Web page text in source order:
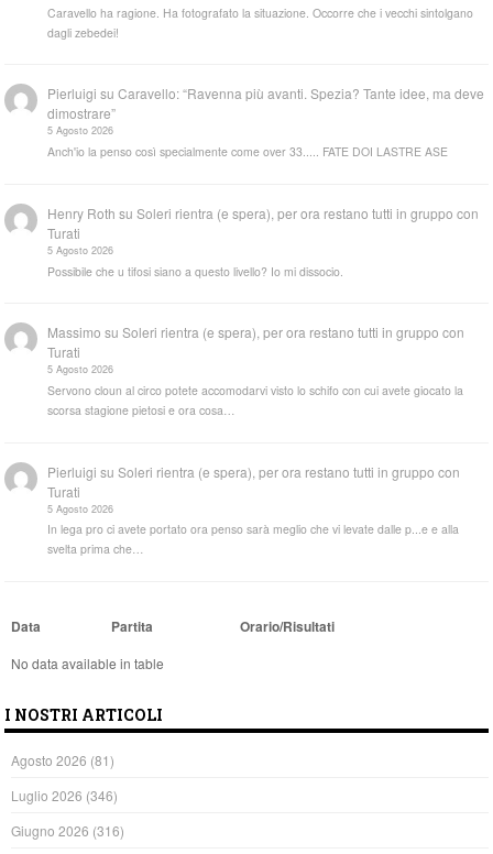
Caravello ha ragione. Ha fotografato la situazione. Occorre che i vecchi sintolgano
dagli zebedei!
Pierluigi suCaravello: “Ravenna più avanti. Spezia? Tante idee, ma deve
dimostrare”
5 Agosto 2026
Anch'io la penso così specialmente come over 33..... FATE DOI LASTRE ASE
Henry Roth suSoleri rientra (e spera), per ora restano tutti in gruppo con
Turati
5 Agosto 2026
Possibile che u tifosi siano a questo livello? Io mi dissocio.
Massimo suSoleri rientra (e spera), per ora restano tutti in gruppo con
Turati
5 Agosto 2026
Servono cloun al circo potete accomodarvi visto lo schifo con cui avete giocato la
scorsa stagione pietosi e ora cosa…
Pierluigi suSoleri rientra (e spera), per ora restano tutti in gruppo con
Turati
5 Agosto 2026
In lega pro ci avete portato ora penso sarà meglio che vi levate dalle p...e e alla
svelta prima che…
Data Partita Orario/Risultati
No data available in table
I NOSTRI ARTICOLI
Agosto 2026 (81)
Luglio 2026 (346)
Giugno 2026 (316)